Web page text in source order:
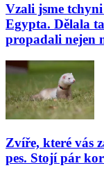
Vzali jsme
Egypta. Dělala
propadali nejen
Zvíře, které vás
pes. Stojí pár